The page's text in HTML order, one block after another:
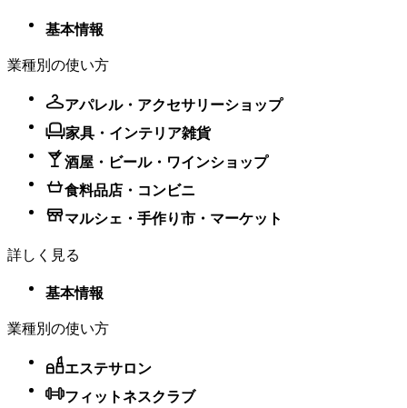
基本情報
業種別の使い方
アパレル・アクセサリーショップ
家具・インテリア雑貨
酒屋・ビール・ワインショップ
食料品店・コンビニ
マルシェ・手作り市・マーケット
詳しく見る
基本情報
業種別の使い方
エステサロン
フィットネスクラブ